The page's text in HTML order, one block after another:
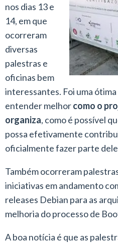
nos dias 13 e
14, em que
ocorreram
diversas
palestras e
oficinas bem
interessantes. Foi uma
entender melhorcomo o
organiza, como é possível
possa efetivamente
oficialmente fazer parte
Também ocorreram
iniciativas em andamento
releases Debian para as
melhoria do processo de
A boa notícia é que as